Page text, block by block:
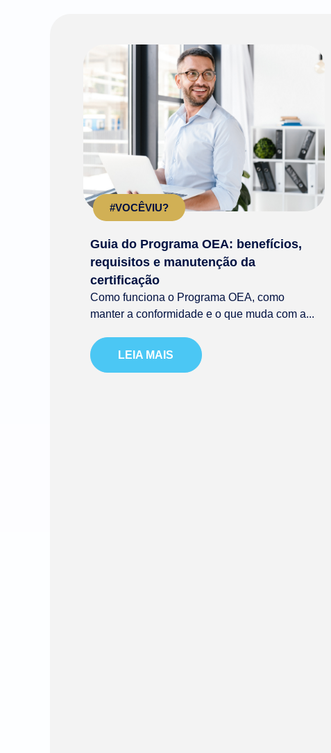
#VOCÊVIU?
Guia do Programa OEA: benefícios,
requisitos e manutenção da
certificação
Como funciona o Programa OEA, como
manter a conformidade e o que muda com a...
LEIA MAIS